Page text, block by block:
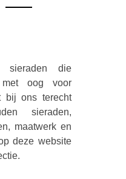
sieraden die
met oog voor
bij ons terecht
sieraden,
maatwerk en
deze website